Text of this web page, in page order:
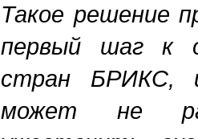
Такое решение
первый шаг к
стран БРИКС,
может не